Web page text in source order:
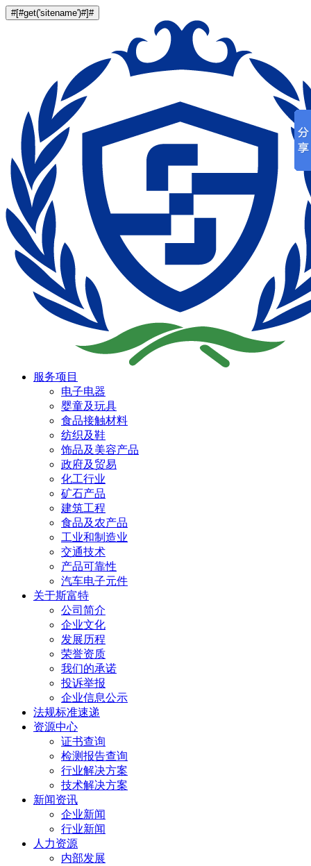
#[#get('sitename')#]#
服务项目
电子电器
婴童及玩具
食品接触材料
纺织及鞋
饰品及美容产品
政府及贸易
化工行业
矿石产品
建筑工程
食品及农产品
工业和制造业
交通技术
产品可靠性
汽车电子元件
关于斯富特
公司简介
企业文化
发展历程
荣誉资质
我们的承诺
投诉举报
企业信息公示
法规标准速递
资源中心
证书查询
检测报告查询
行业解决方案
技术解决方案
新闻资讯
企业新闻
行业新闻
人力资源
内部发展